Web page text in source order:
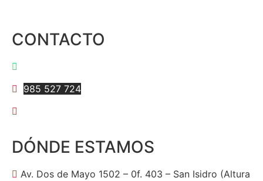
CONTACTO
985 527 724
DÓNDE ESTAMOS
Av. Dos de Mayo 1502 – 0f. 403 – San Isidro (Altura